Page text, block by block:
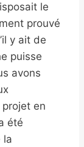
le
prouvé
y ait de
puisse
avons
projet en
été
la